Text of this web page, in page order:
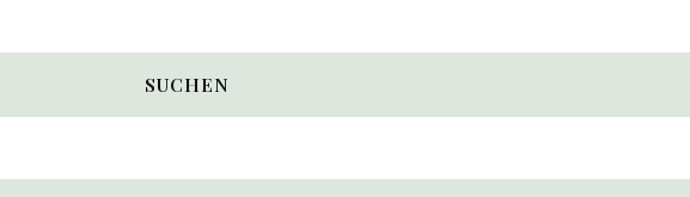
SUCHEN